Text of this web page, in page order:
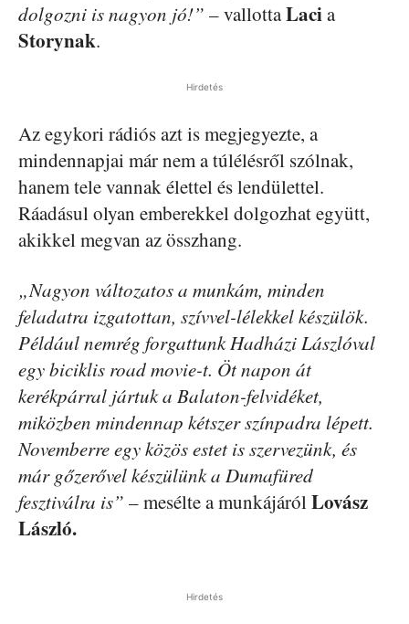
dolgozni is nagyon jó!” – vallottaLacia
Storynak.
Hirdetés
Az egykori rádiós azt is megjegyezte, a
mindennapjai már nem a túlélésről szólnak,
hanem tele vannak élettel és lendülettel.
Ráadásul olyan emberekkel dolgozhat együtt,
akikkel megvan az összhang.
„Nagyon változatos a munkám, minden
feladatra izgatottan, szívvel-lélekkel készülök.
Például nemrég forgattunk Hadházi Lászlóval
egy biciklis road movie-t. Öt napon át
kerékpárral jártuk a Balaton-felvidéket,
miközben mindennap kétszer színpadra lépett.
Novemberre egy közös estet is szervezünk, és
már gőzerővel készülünk a Dumafüred
fesztiválra is” – mesélte a munkájárólLovász
László.
Hirdetés